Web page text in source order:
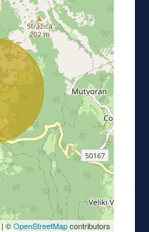
| ©OpenStreetMapcontributors